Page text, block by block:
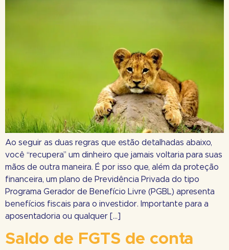
Ao seguir as duas regras que estão detalhadas abaixo,
você “recupera” um dinheiro que jamais voltaria para suas
mãos de outra maneira. É por isso que, além da proteção
financeira, um plano de Previdência Privada do tipo
Programa Gerador de Benefício Livre (PGBL) apresenta
benefícios fiscais para o investidor. Importante para a
aposentadoria ou qualquer […]
Saldo de FGTS de conta